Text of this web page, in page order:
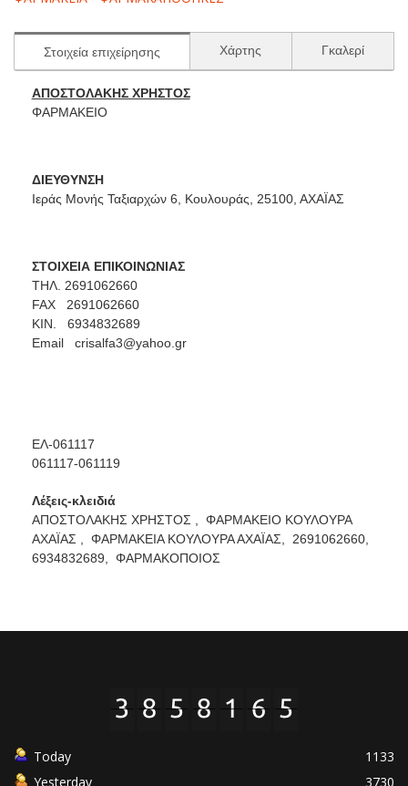
Στοιχεία επιχείρησης Χάρτης Γκαλερί
ΑΠΟΣΤΟΛΑΚΗΣ ΧΡΗΣΤΟΣ
ΦΑΡΜΑΚΕΙΟ
ΔΙΕΥΘΥΝΣΗ
Ιεράς Μονής Ταξιαρχών 6, Κουλουράς, 25100, ΑΧΑΪΑΣ
ΣΤΟΙΧΕΙΑ ΕΠΙΚΟΙΝΩΝΙΑΣ
ΤΗΛ. 2691062660
FAX 2691062660
ΚΙΝ. 6934832689
Email crisalfa3@yahoo.gr
ΕΛ-061117
061117-061119
Λέξεις-κλειδιά
ΑΠΟΣΤΟΛΑΚΗΣ ΧΡΗΣΤΟΣ ,
ΦΑΡΜΑΚΕΙΟ ΚΟΥΛΟΥΡΑ
ΑΧΑΪΑΣ ,
ΦΑΡΜΑΚΕΙΑ ΚΟΥΛΟΥΡΑ ΑΧΑΪΑΣ,
2691062660,
6934832689,
ΦΑΡΜΑΚΟΠΟΙΟΣ
Today
1133
Yesterday
3730